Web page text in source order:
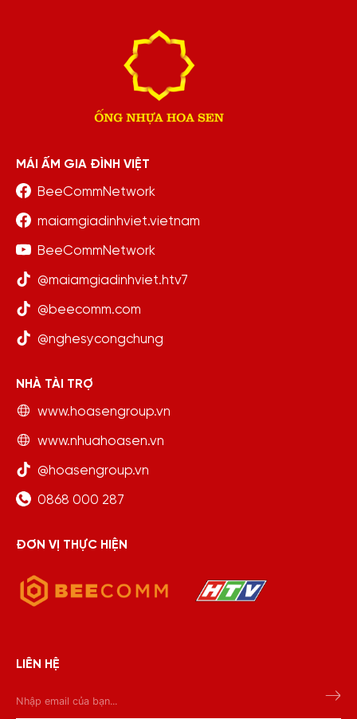
MÁI ẤM GIA ĐÌNH VIỆT
BeeCommNetwork
maiamgiadinhviet.vietnam
BeeCommNetwork
@maiamgiadinhviet.htv7
@beecomm.com
@nghesycongchung
NHÀ TÀI TRỢ
www.hoasengroup.vn
www.nhuahoasen.vn
@hoasengroup.vn
0868 000 287
ĐƠN VỊ THỰC HIỆN
LIÊN HỆ